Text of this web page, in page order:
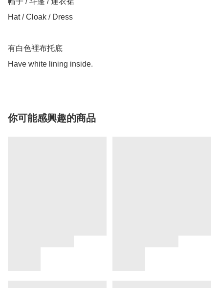
Hat / Cloak / Dress
有白色裡布托底
你可能感興趣的商品